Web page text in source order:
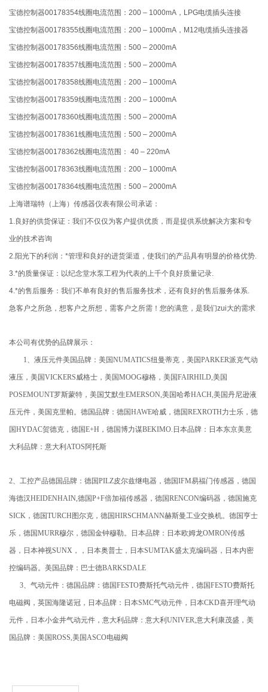
宝德控制器00178354线圈电流范围：200 – 1000mA，LPG电缆插头连接
宝德控制器00178355线圈电流范围：200 – 1000mA，M12电缆插头连接器
宝德控制器00178356线圈电流范围：500 – 2000mA
宝德控制器00178357线圈电流范围：500 – 2000mA
宝德控制器00178358线圈电流范围：200 – 1000mA
宝德控制器00178359线圈电流范围：200 – 1000mA
宝德控制器00178360线圈电流范围：500 – 2000mA
宝德控制器00178361线圈电流范围：500 – 2000mA
宝德控制器00178362线圈电流范围： 40 – 220mA
宝德控制器00178363线圈电流范围：200 – 1000mA
宝德控制器00178364线圈电流范围：500 – 2000mA
上海谱瑞特（上海）传感器仪表有限公司承诺：
1.良好的供货保证：我们不仅仅为客户提供优质，而是提供系统解决方案和专
业的技术咨询
2.阳光下的利润：*管理和良好的进货渠道，使我们的产品具有明显的价格优势.
3.*的质量保证：以纪念堂水泵工程为代表的上千个良好质量记录.
4.*的售后服务：我们不单有良好的售后服务技术，还有良好的售后服务体系.
急客户之所急，想客户之所想，需客户之所需！您的满意，是我们zui大的需求
本公司有优势的品牌展示：
1、液压元件美国品牌：美国NUMATICS纽曼蒂克，美国PARKER派克气动
液压，美国VICKERS威格士，美国MOOG穆格，美国FAIRHILD,美国
POSEMOUNT罗斯蒙特，美国艾默生EMERSON,美国哈希HACH,美国丹尼逊液
压元件，美国克里帕。德国品牌：德国HAWE哈威，德国REXROTH力士乐，德
国HYDAC贺德克，德国E+H，德国博力谋BEKIMO.日本品牌：日本东京美意
大利品牌：意大利ATOS阿托斯
2、工控产品德国品牌：德国PILZ皮尔兹继电器，德国IFM易福门传感器，德国
海德汉HEIDENHAIN,德国P+F倍加福传感器，德国RENCON编码器，德国施克
SICK，德国TURCH图尔克，德国HIRSCHMANN赫斯曼工业交换机。德国亨士
乐，德国MURR穆尔，德国金钟穆勒。日本品牌：日本欧姆龙OMRON传感
器，日本神视SUNX，，日本奥普士，日本SUMTAK盛太克编码器，日本内密
控编码器。美国品牌：巴士德BARKSDALE
3、气动元件：德国品牌：德国FESTO费斯托气动元件，德国FESTO费斯托
电磁阀，英国海隆诺冠，日本品牌：日本SMC气动元件，日本CKD喜开理气动
元件，日本小金井气动元件，意大利品牌：意大利UNIVER,意大利康茂盛，美
国品牌：美国ROSS,美国ASCO电磁阀